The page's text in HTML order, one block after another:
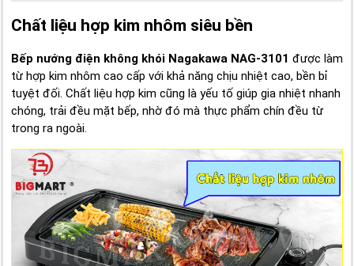
Chất liệu hợp kim nhôm siêu bền
Bếp nướng điện không khói Nagakawa NAG-3101 được làm
từ hợp kim nhôm cao cấp với khả năng chịu nhiệt cao, bền bỉ
tuyệt đối. Chất liệu hợp kim cũng là yếu tố giúp gia nhiệt nhanh
chóng, trải đều mặt bếp, nhờ đó mà thực phẩm chín đều từ
trong ra ngoài.